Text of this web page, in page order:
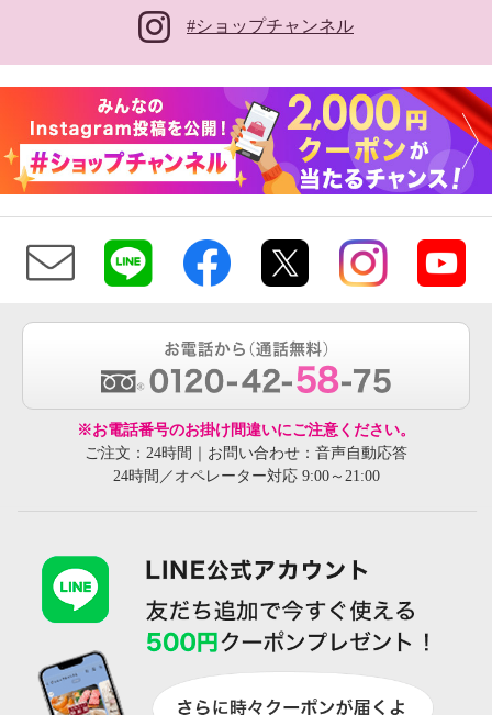
#ショップチャンネル
※お電話番号のお掛け間違いにご注意ください。
ご注文：24時間｜お問い合わせ：音声自動応答
24時間／オペレーター対応 9:00～21:00